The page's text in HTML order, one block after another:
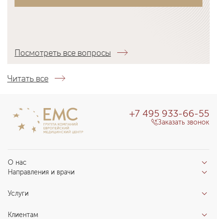
Посмотреть все вопросы
Читать все
О нас
Отзывы пациентов
О клинике
Новости
Направления и врачи
Направления
Центры компетенций
Услуги
Клиентам
+7 495 933-66-55
Заказать звонок